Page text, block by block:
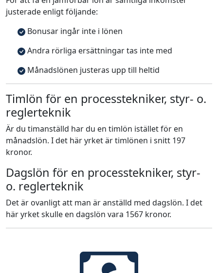
justerade enligt följande:
Bonusar ingår inte i lönen
Andra rörliga ersättningar tas inte med
Månadslönen justeras upp till heltid
Timlön för en processtekniker, styr- o.
reglerteknik
Är du timanställd har du en timlön istället för en
månadslön. I det här yrket är timlönen i snitt 197
kronor.
Dagslön för en processtekniker, styr-
o. reglerteknik
Det är ovanligt att man är anställd med dagslön. I det
här yrket skulle en dagslön vara 1567 kronor.